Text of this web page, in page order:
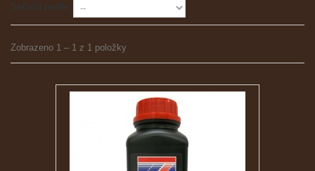
Seřadit podle
Zobrazeno 1 – 1 z 1 položky